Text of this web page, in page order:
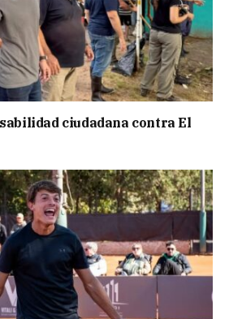
ciudadana contra El